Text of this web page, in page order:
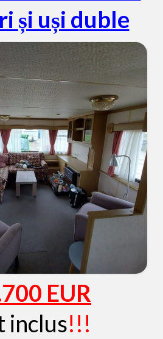
și uși duble
EUR
inclus!!!